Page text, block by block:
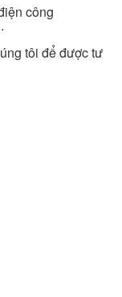
công
tôi để được tư